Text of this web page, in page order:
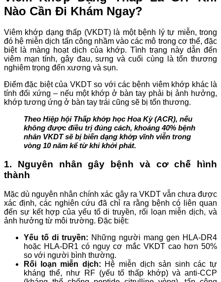
Nào Cần Đi Khám Ngay?
Viêm khớp dạng thấp (VKDT) là một bệnh lý tự miễn, trong
đó hệ miễn dịch tấn công nhầm vào các mô trong cơ thể, đặc
biệt là màng hoạt dịch của khớp. Tình trạng này dẫn đến
viêm mạn tính, gây đau, sưng và cuối cùng là tổn thương
nghiêm trọng đến xương và sụn.
Điểm đặc biệt của VKDT so với các bệnh viêm khớp khác là
tính đối xứng – nếu một khớp ở bàn tay phải bị ảnh hưởng,
khớp tương ứng ở bàn tay trái cũng sẽ bị tổn thương.
Theo Hiệp hội Thấp khớp học Hoa Kỳ (ACR), nếu
không được điều trị đúng cách, khoảng 40% bệnh
nhân VKDT sẽ bị biến dạng khớp vĩnh viễn trong
vòng 10 năm kể từ khi khởi phát.
1. Nguyên nhân gây bệnh và cơ chế hình
thành
Mặc dù nguyên nhân chính xác gây ra VKDT vẫn chưa được
xác định, các nghiên cứu đã chỉ ra rằng bệnh có liên quan
đến sự kết hợp của yếu tố di truyền, rối loạn miễn dịch, và
ảnh hưởng từ môi trường. Đặc biệt:
Yếu tố di truyền: Những người mang gen HLA-DR4
hoặc HLA-DR1 có nguy cơ mắc VKDT cao hơn 50%
so với người bình thường.
Rối loạn miễn dịch: Hệ miễn dịch sản sinh các tự
kháng thể, như RF (yếu tố thấp khớp) và anti-CCP